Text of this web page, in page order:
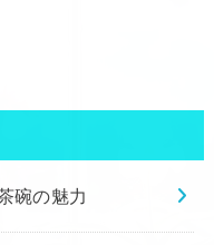
碗の魅力